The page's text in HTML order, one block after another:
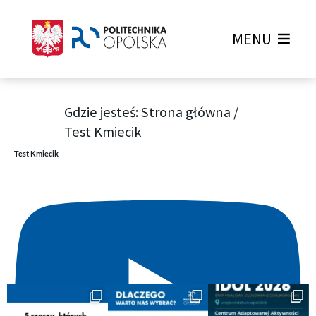
MENU
Gdzie jesteś:Strona główna /
Test Kmiecik
Test Kmiecik
a
c